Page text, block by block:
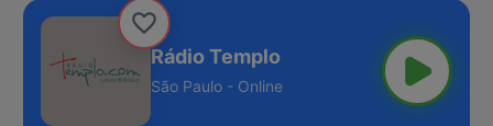
Rádio Templo
São Paulo - Online